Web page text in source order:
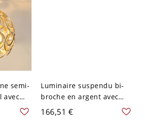
semi-
avec
- Or
Luminaire suspendu bi-
broche en argent avec
abat-jour en métal pour
un look moderne dans un
166,51 €